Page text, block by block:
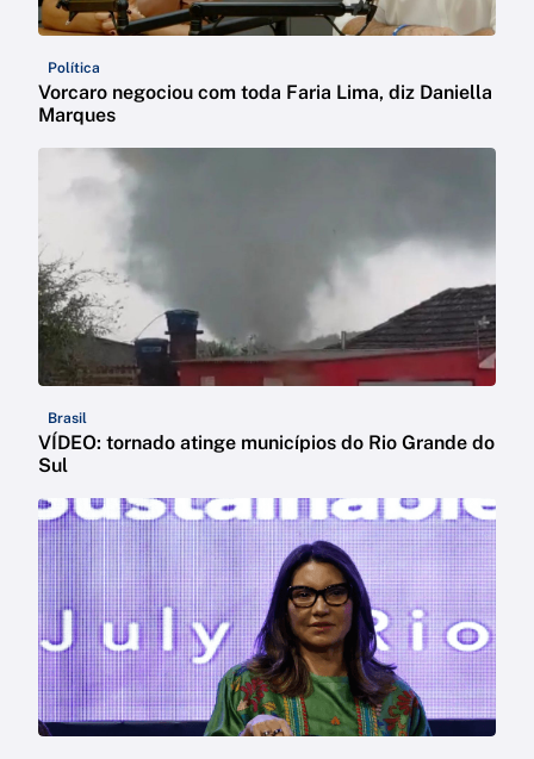
Política
Vorcaro negociou com toda Faria Lima, diz Daniella
Marques
Brasil
VÍDEO: tornado atinge municípios do Rio Grande do
Sul